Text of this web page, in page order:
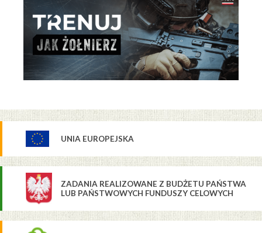
UNIA EUROPEJSKA
ZADANIA REALIZOWANE Z BUDŻETU PAŃSTWA
LUB PAŃSTWOWYCH FUNDUSZY CELOWYCH